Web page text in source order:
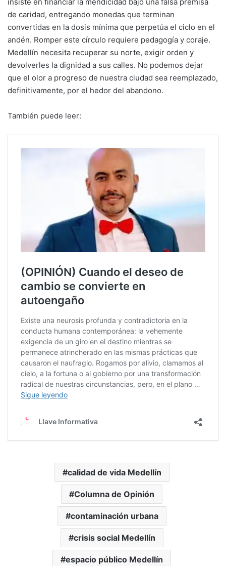
insiste en financiar la mendicidad bajo una falsa premisa
de caridad, entregando monedas que terminan
convertidas en la dosis mínima que perpetúa el ciclo en el
andén. Romper este círculo requiere pedagogía y coraje.
Medellín necesita recuperar su norte, exigir orden y
devolverles la dignidad a sus calles. No podemos dejar
que el olor a progreso de nuestra ciudad sea reemplazado,
definitivamente, por el hedor del abandono.
También puede leer:
calidad de vida Medellín
Columna de Opinión
contaminación urbana
crisis social Medellín
espacio público Medellín